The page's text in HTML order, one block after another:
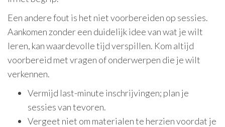
Een andere fout is het niet voorbereiden op sessies.
Aankomen zonder een duidelijk idee van wat je wilt
leren, kan waardevolle tijd verspillen. Kom altijd
voorbereid met vragen of onderwerpen die je wilt
verkennen.
Vermijd last-minute inschrijvingen; plan je
sessies van tevoren.
Vergeet niet om materialen te herzien voordat je